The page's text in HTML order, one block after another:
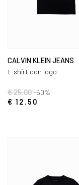
CALVIN KLEIN JEANS
t-shirt con logo
€ 25.00-50%
€ 12.50